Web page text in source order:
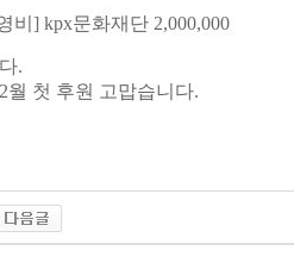
비] kpx문화재단 2,000,000
.
월 첫 후원 고맙습니다.